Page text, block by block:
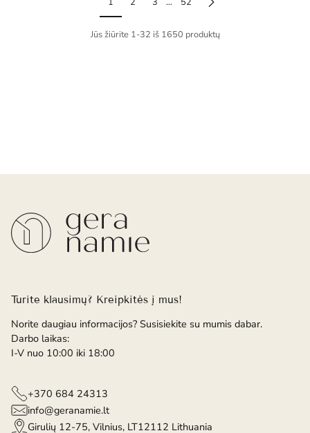
Jūs žiūrite 1-32 iš 1650 produktų
Turite klausimų? Kreipkitės į mus!
Norite daugiau informacijos? Susisiekite su mumis dabar.
Darbo laikas:
I-V nuo 10:00 iki 18:00
+370 684 24313
info@geranamie.lt
Girulių 12-75, Vilnius, LT12112 Lithuania